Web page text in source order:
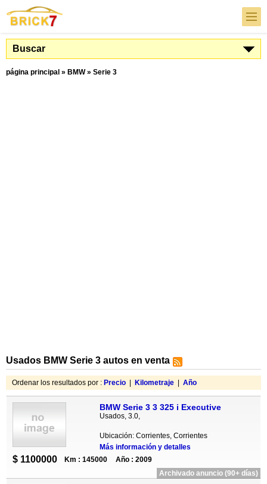
Buscar
página principal » BMW» Serie 3
Usados BMW Serie 3 autos en venta
Ordenar los resultados por : Precio Kilometraje Año
BMW Serie 3 3 325 i Executive
Usados, 3.0,
Ubicación: Corrientes, Corrientes
Más información y detalles
$ 1100000 Km : 145000
Año : 2009
Archivado anuncio (90+ días)